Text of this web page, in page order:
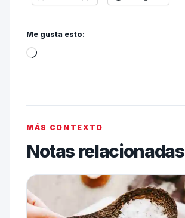
Me gusta esto:
MÁS CONTEXTO
Notas relacionadas